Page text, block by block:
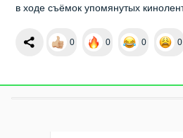
в ходе съёмок упомянутых
0 0 0 0